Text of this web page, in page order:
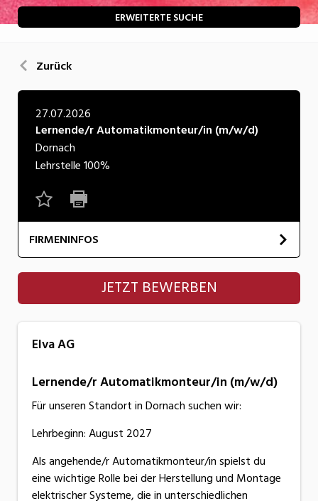
Handwerk/Technik
Kultur
Natur
Verkehr/Logistik
Wirtschaft/Verwaltung
ERWEITERTE SUCHE
Zurück
27.07.2026
Lernende/r Automatikmonteur/in (m/w/d)
Dornach
Lehrstelle100%
FIRMENINFOS
Elva AG
JETZT BEWERBEN
Elva AG
Lernende/r Automatikmonteur/in (m/w/d)
Für unseren Standort in Dornach suchen wir:
Lehrbeginn: August 2027
Als angehende/r Automatikmonteur/in spielst du
eine wichtige Rolle bei der Herstellung und Montage
elektrischer Systeme, die in unterschiedlichen